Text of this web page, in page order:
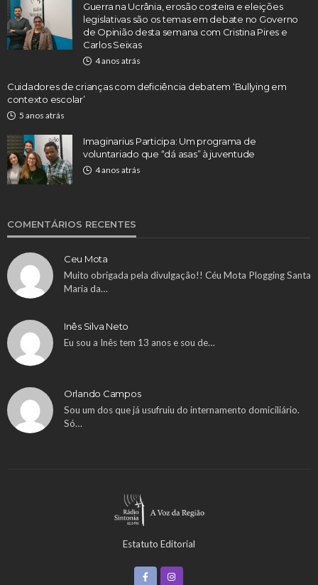
Guerra na Ucrânia, erosão costeira e eleições
legislativas são os temas em debate no Governo
de Opinião desta semana com Cristina Pires e
Carlos Seixas
4 anos atrás
Cuidadores de crianças com deficiência debatem ‘Bullying em
contexto escolar’
5 anos atrás
Imaginarius Participa: Um programa de
voluntariado que “dá asas” à juventude
4 anos atrás
COMENTÁRIOS RECENTES
Ceu Mota
Muito obrigada pela divulgação!! Céu Mota Plogging Santa
Maria da…
Inês Silva Neto
Eu sou a Inês tem 13 anos e sou de…
Orlando Campos
Sou um dos que já usufruiu do internamento domiciliário.
Só…
Estatuto Editorial